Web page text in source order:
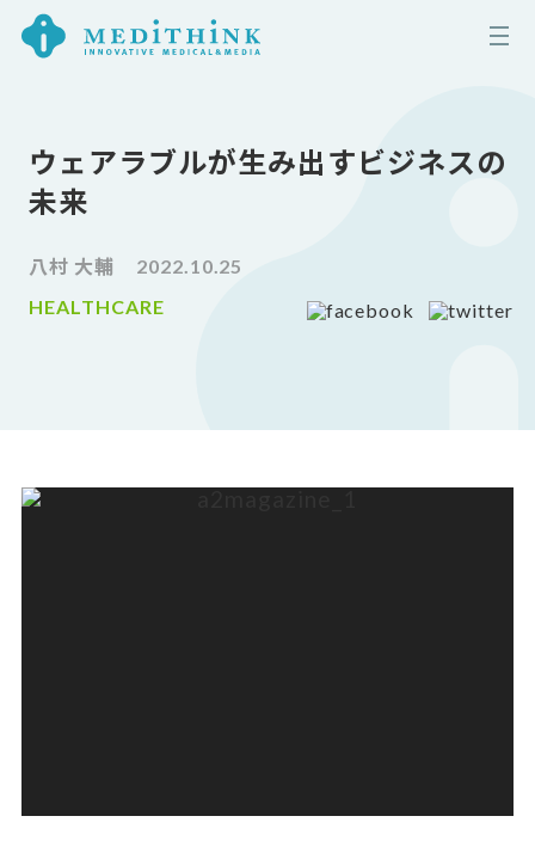
ウェアラブルが生み出すビジネスの
未来
八村 大輔
2022.10.25
HEALTHCARE